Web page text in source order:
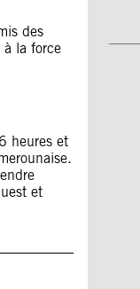
des
la force
heures et
et